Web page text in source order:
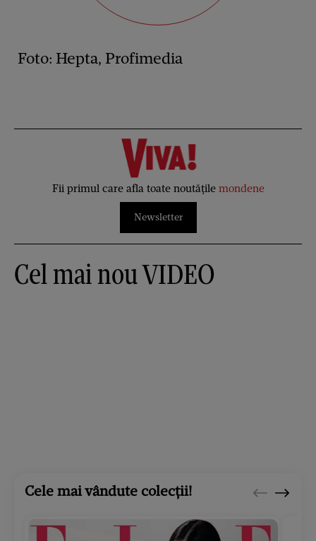
Foto: Hepta, Profimedia
Fii primul care afla toate noutățile mondene
Newsletter
Cel mai nou VIDEO
Cele mai vândute colecții!